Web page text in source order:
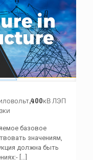
ЛЭП
базовое
значениям,
должна быть